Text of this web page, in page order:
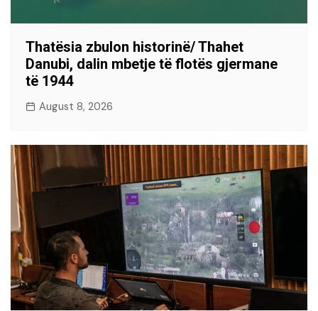
Thatësia zbulon historinë/ Thahet
Danubi, dalin mbetje të flotës gjermane
të 1944
August 8, 2026